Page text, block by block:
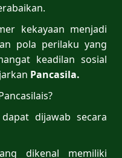
kekayaan menjadi
pola perilaku yang
keadilan sosial
Pancasila.
dijawab secara
dikenal memiliki